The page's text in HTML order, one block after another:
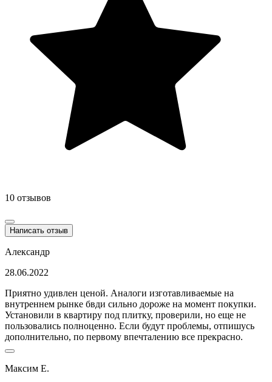
10 отзывов
Написать отзыв
Александр
28.06.2022
Приятно удивлен ценой. Аналоги изготавливаемые на
внутреннем рынке бвди сильно дороже на момент покупки.
Установили в квартиру под плитку, проверили, но еще не
пользовались полноценно. Если будут проблемы, отпишусь
дополнительно, по первому впечталению все прекрасно.
Максим Е.